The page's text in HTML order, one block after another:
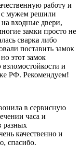
работу и
мужем решили
входные двери,
замки просто не
сварка либо
поставить замок
этот замок
и
РФ. Рекомендуем!
в сервисную
часа и
разных
качественно и
спасибо.